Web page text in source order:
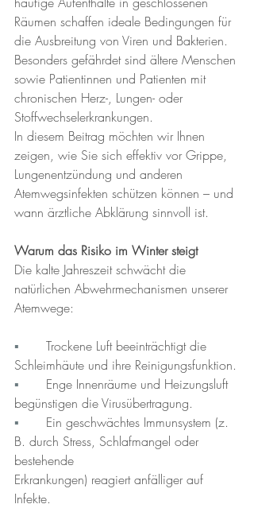
Räumen schaffen ideale Bedingungen für
die Ausbreitung von Viren und Bakterien.
Besonders gefährdet sind ältere Menschen
sowie Patientinnen und Patienten mit
chronischen Herz-, Lungen- oder
Stoffwechselerkrankungen.
In diesem Beitrag möchten wir Ihnen
zeigen, wie Sie sich effektiv vor Grippe,
Lungenentzündung und anderen
Atemwegsinfekten schützen können – und
wann ärztliche Abklärung sinnvoll ist.
Warum das Risiko im Winter steigt
Die kalte Jahreszeit schwächt die
natürlichen Abwehrmechanismen unserer
Atemwege:
Trockene Luft beeinträchtigt die
Schleimhäute und ihre Reinigungsfunktion.
Enge Innenräume und Heizungsluft
begünstigen die Virusübertragung.
Ein geschwächtes Immunsystem (z.
B. durch Stress, Schlafmangel oder
bestehende
Erkrankungen) reagiert anfälliger auf
Infekte.